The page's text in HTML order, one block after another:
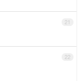
21
22